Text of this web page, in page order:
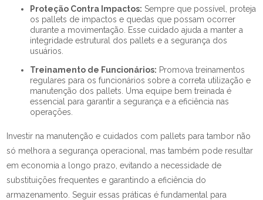
Proteção Contra Impactos: Sempre que possível, proteja
os pallets de impactos e quedas que possam ocorrer
durante a movimentação. Esse cuidado ajuda a manter a
integridade estrutural dos pallets e a segurança dos
usuários.
Treinamento de Funcionários: Promova treinamentos
regulares para os funcionários sobre a correta utilização e
manutenção dos pallets. Uma equipe bem treinada é
essencial para garantir a segurança e a eficiência nas
operações.
Investir na manutenção e cuidados com pallets para tambor não
só melhora a segurança operacional, mas também pode resultar
em economia a longo prazo, evitando a necessidade de
substituições frequentes e garantindo a eficiência do
armazenamento. Seguir essas práticas é fundamental para